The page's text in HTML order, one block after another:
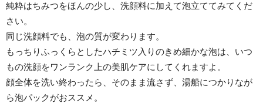
純粋はちみつをほんの少し、洗顔料に加えて泡立ててみてくだ
さい。
同じ洗顔料でも、泡の質が変わります。
もっちりふっくらとしたハチミツ入りのきめ細かな泡は、いつ
もの洗顔をワンランク上の美肌ケアにしてくれますよ。
顔全体を洗い終わったら、そのまま流さず、湯船につかりなが
ら泡パックがおススメ。